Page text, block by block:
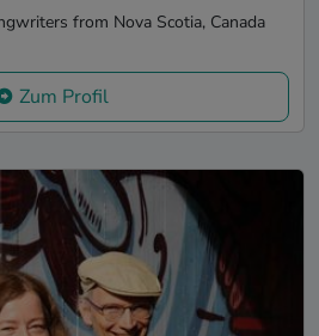
from Nova Scotia, Canada
Zum Profil